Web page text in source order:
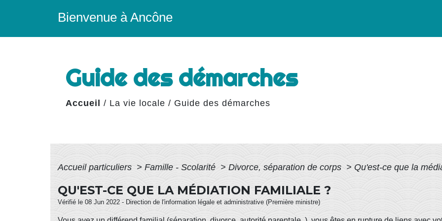
Bienvenue à Ancône
Guide des démarches
Accueil / La vie locale / Guide des démarches
Accueil particuliers > Famille - Scolarité > Divorce, séparation de corps > Qu'est-ce que la
QU'EST-CE QUE LA MÉDIATION FAMILIALE ?
Vérifié le 08 Jun 2022 - Direction de l'information légale et administrative (Première ministre)